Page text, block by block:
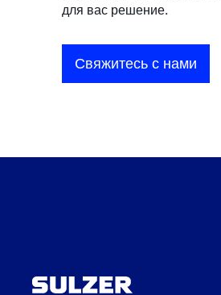
для вас решение.
Свяжитесь с нами